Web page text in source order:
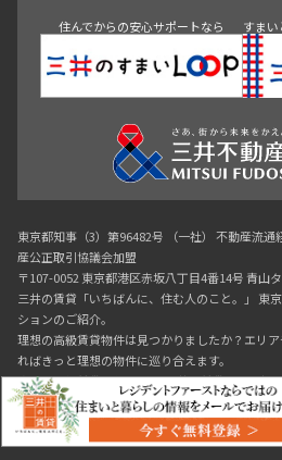
住んでからの安心サポートなら すま
東京都知事（3）第96482号 （一社） 不動産流
産公正取引協議会加盟
〒107-0052 東京都港区赤坂八丁目4番14号 青山
三井の賃貸「いちばんに、住む人のこと。」 東
ションのご紹介。
理想の高級賃貸物件は見つかりましたか？エリ
ればきっと理想の物件に巡り合えます。
都心の高級賃貸物件探しは[三井の賃貸]レジデン
Copyright © RESIDENT FIRST